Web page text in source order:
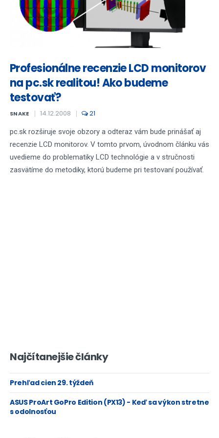
Profesionálne recenzie LCD monitorov
na pc.sk realitou! Ako budeme
testovať?
SNAKE 14.12.2008 21
pc.sk rozširuje svoje obzory a odteraz vám bude prinášať aj
recenzie LCD monitorov. V tomto prvom, úvodnom článku vás
uvedieme do problematiky LCD technológie a v stručnosti
zasvätíme do metodiky, ktorú budeme pri testovaní používať.
Najčítanejšie články
Prehľad cien 29. týždeň
ASUS ProArt GoPro Edition (PX13) - Keď sa výkon stretne
s odolnosťou